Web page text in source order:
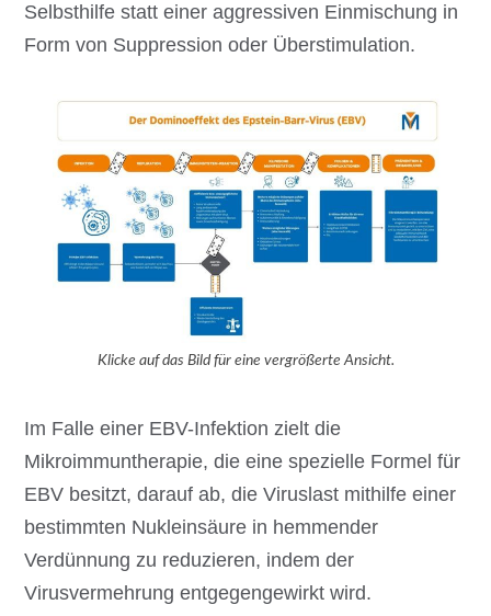
Selbsthilfe statt einer aggressiven Einmischung in
Form von Suppression oder Überstimulation.
Klicke auf das Bild für eine vergrößerte Ansicht.
Im Falle einer EBV-Infektion zielt die
Mikroimmuntherapie, die eine spezielle Formel für
EBV besitzt, darauf ab, die Viruslast mithilfe einer
bestimmten Nukleinsäure in hemmender
Verdünnung zu reduzieren, indem der
Virusvermehrung entgegengewirkt wird.